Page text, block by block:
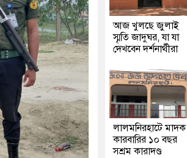
আজ খুলছে জুলাই
স্মৃতি জাদুঘর, যা যা
দেখবেন দর্শনার্থীরা
লালমনিরহাটে মাদক
কারবারির ১০ বছর
সশ্রম কারাদণ্ড